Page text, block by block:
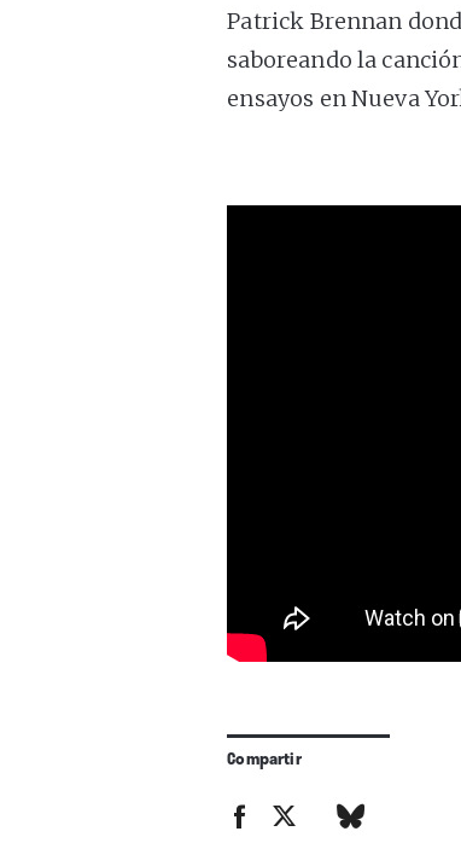
Patrick Brennan
saboreando la
ensayos en Nueva
Compartir